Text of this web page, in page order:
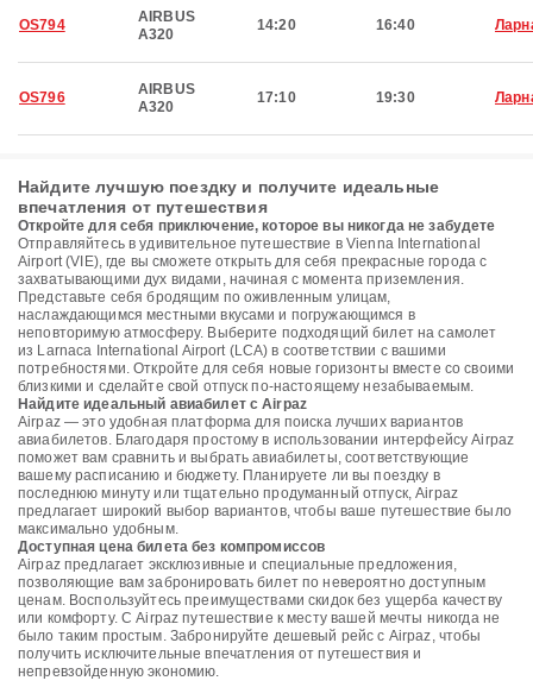
OS794
AIRBUS
A320
14:20 16:40
OS796
AIRBUS
A320
17:10 19:30
Найдите лучшую поездку и получите идеальные
впечатления от путешествия
Откройте для себя приключение, которое вы никогда не забудете
Отправляйтесь в удивительное путешествие в Vienna International
Airport (VIE), где вы сможете открыть для себя прекрасные города с
захватывающими дух видами, начиная с момента приземления.
Представьте себя бродящим по оживленным улицам,
наслаждающимся местными вкусами и погружающимся в
неповторимую атмосферу. Выберите подходящий билет на самолет
из Larnaca International Airport (LCA) в соответствии с вашими
потребностями. Откройте для себя новые горизонты вместе со своими
близкими и сделайте свой отпуск по-настоящему незабываемым.
Найдите идеальный авиабилет с Airpaz
Airpaz — это удобная платформа для поиска лучших вариантов
авиабилетов. Благодаря простому в использовании интерфейсу Airpaz
поможет вам сравнить и выбрать авиабилеты, соответствующие
вашему расписанию и бюджету. Планируете ли вы поездку в
последнюю минуту или тщательно продуманный отпуск, Airpaz
предлагает широкий выбор вариантов, чтобы ваше путешествие было
максимально удобным.
Доступная цена билета без компромиссов
Airpaz предлагает эксклюзивные и специальные предложения,
позволяющие вам забронировать билет по невероятно доступным
ценам. Воспользуйтесь преимуществами скидок без ущерба качеству
или комфорту. С Airpaz путешествие к месту вашей мечты никогда не
было таким простым. Забронируйте дешевый рейс с Airpaz, чтобы
получить исключительные впечатления от путешествия и
непревзойденную экономию.